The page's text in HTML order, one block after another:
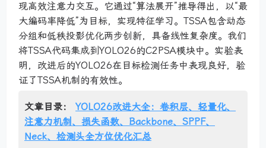
现高效注意力交互。它通过“算法展开”推导得出，以“最
大编码率降低”为目标，实现特征学习。TSSA包含动态
分组和低秩投影优化两步创新，具备线性复杂度。我们
将TSSA代码集成到YOLO26的C2PSA模块中。实验表
明，改进后的YOLO26在目标检测任务中表现良好，验
证了TSSA机制的有效性。
文章目录： YOLO26改进大全：卷积层、轻量化、
注意力机制、损失函数、Backbone、SPPF、
Neck、检测头全方位优化汇总